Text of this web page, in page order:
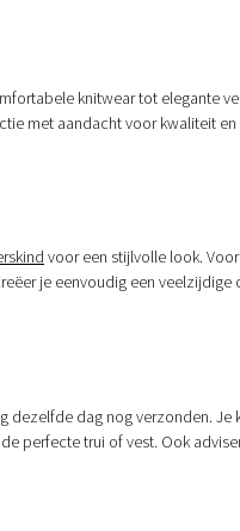
knitwear tot elegante
met aandacht voor kwaliteit en
voor een stijlvolle look.
je eenvoudig een veelzijdige
dezelfde dag nog verzonden. Je
perfecte trui of vest. Ook